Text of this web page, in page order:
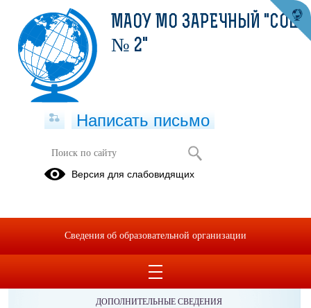
ОБРАЩЕНИЯ ГРАЖДАН
ПРОТИВОДЕЙСТВИЕ КОРРУПЦИИ
ДОПОЛНИТЕЛЬНЫЕ СВЕДЕНИЯ
МАОУ МО ЗАРЕЧНЫЙ "СОШ
№ 2"
Написать письмо
Версия для слабовидящих
Сведения об образовательной организации